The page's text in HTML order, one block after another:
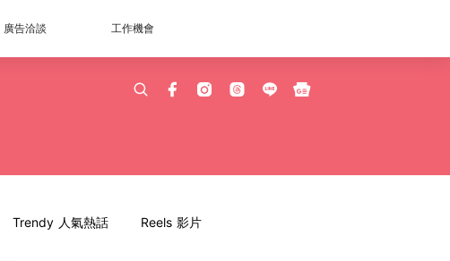
廣告洽談 工作機會
Trendy 人氣熱話 Reels 影片